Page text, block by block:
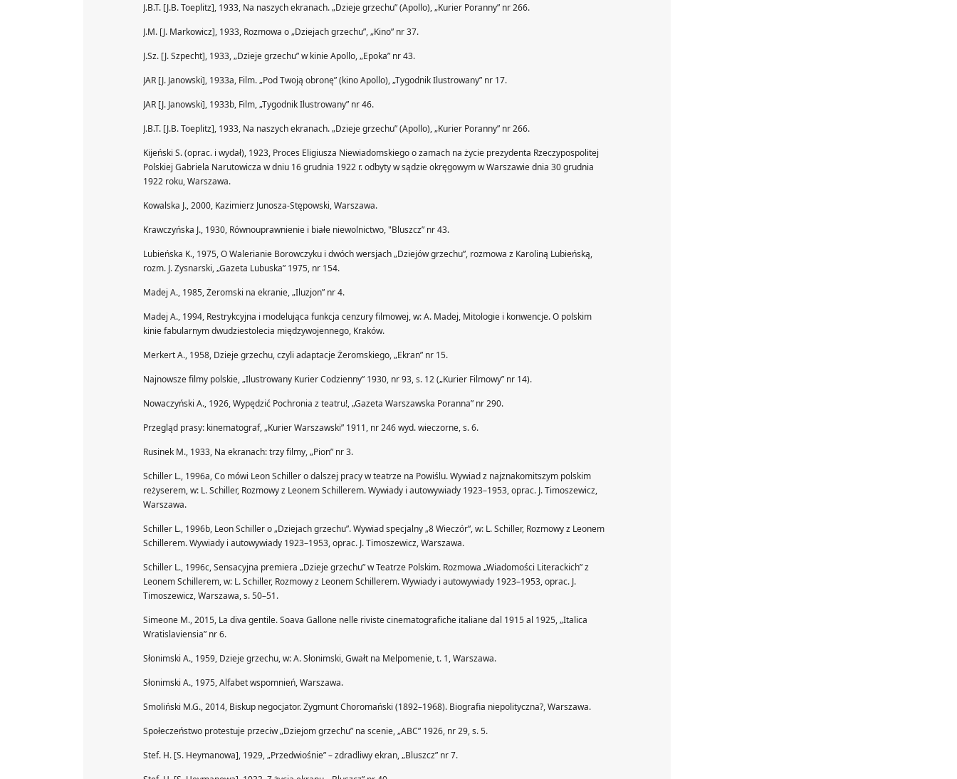
J.B.T. [J.B. Toeplitz], 1933, Na naszych ekranach. „Dzieje grzechu” (Apollo), „Kurier Poranny” nr 266.
J.M. [J. Markowicz], 1933, Rozmowa o „Dziejach grzechu”, „Kino” nr 37.
J.Sz. [J. Szpecht], 1933, „Dzieje grzechu” w kinie Apollo, „Epoka” nr 43.
JAR [J. Janowski], 1933a, Film. „Pod Twoją obronę” (kino Apollo), „Tygodnik Ilustrowany” nr 17.
JAR [J. Janowski], 1933b, Film, „Tygodnik Ilustrowany” nr 46.
J.B.T. [J.B. Toeplitz], 1933, Na naszych ekranach. „Dzieje grzechu” (Apollo), „Kurier Poranny” nr 266.
Kijeński S. (oprac. i wydał), 1923, Proces Eligiusza Niewiadomskiego o zamach na życie prezydenta Rzeczypospolitej
Polskiej Gabriela Narutowicza w dniu 16 grudnia 1922 r. odbyty w sądzie okręgowym w Warszawie dnia 30 grudnia
1922 roku, Warszawa.
Kowalska J., 2000, Kazimierz Junosza-Stępowski, Warszawa.
Krawczyńska J., 1930, Równouprawnienie i białe niewolnictwo, "Bluszcz” nr 43.
Lubieńska K., 1975, O Walerianie Borowczyku i dwóch wersjach „Dziejów grzechu”, rozmowa z Karoliną Lubieńską,
rozm. J. Zysnarski, „Gazeta Lubuska” 1975, nr 154.
Madej A., 1985, Żeromski na ekranie, „Iluzjon” nr 4.
Madej A., 1994, Restrykcyjna i modelująca funkcja cenzury filmowej, w: A. Madej, Mitologie i konwencje. O polskim
kinie fabularnym dwudziestolecia międzywojennego, Kraków.
Merkert A., 1958, Dzieje grzechu, czyli adaptacje Żeromskiego, „Ekran” nr 15.
Najnowsze filmy polskie, „Ilustrowany Kurier Codzienny” 1930, nr 93, s. 12 („Kurier Filmowy” nr 14).
Nowaczyński A., 1926, Wypędzić Pochronia z teatru!, „Gazeta Warszawska Poranna” nr 290.
Przegląd prasy: kinematograf, „Kurier Warszawski” 1911, nr 246 wyd. wieczorne, s. 6.
Rusinek M., 1933, Na ekranach: trzy filmy, „Pion” nr 3.
Schiller L., 1996a, Co mówi Leon Schiller o dalszej pracy w teatrze na Powiślu. Wywiad z najznakomitszym polskim
reżyserem, w: L. Schiller, Rozmowy z Leonem Schillerem. Wywiady i autowywiady 1923–1953, oprac. J. Timoszewicz,
Warszawa.
Schiller L., 1996b, Leon Schiller o „Dziejach grzechu”. Wywiad specjalny „8 Wieczór”, w: L. Schiller, Rozmowy z Leonem
Schillerem. Wywiady i autowywiady 1923–1953, oprac. J. Timoszewicz, Warszawa.
Schiller L., 1996c, Sensacyjna premiera „Dzieje grzechu” w Teatrze Polskim. Rozmowa „Wiadomości Literackich” z
Leonem Schillerem, w: L. Schiller, Rozmowy z Leonem Schillerem. Wywiady i autowywiady 1923–1953, oprac. J.
Timoszewicz, Warszawa, s. 50–51.
Simeone M., 2015, La diva gentile. Soava Gallone nelle riviste cinematografiche italiane dal 1915 al 1925, „Italica
Wratislaviensia” nr 6.
Słonimski A., 1959, Dzieje grzechu, w: A. Słonimski, Gwałt na Melpomenie, t. 1, Warszawa.
Słonimski A., 1975, Alfabet wspomnień, Warszawa.
Smoliński M.G., 2014, Biskup negocjator. Zygmunt Choromański (1892–1968). Biografia niepolityczna?, Warszawa.
Społeczeństwo protestuje przeciw „Dziejom grzechu” na scenie, „ABC” 1926, nr 29, s. 5.
Stef. H. [S. Heymanowa], 1929, „Przedwiośnie” – zdradliwy ekran, „Bluszcz” nr 7.